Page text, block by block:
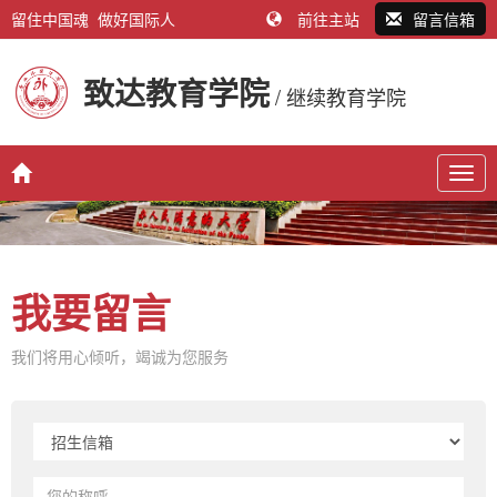
留住中国魂 做好国际人 前往主站 留言信箱
致达教育学院/ 继续教育学院
我要留言
我们将用心倾听，竭诚为您服务